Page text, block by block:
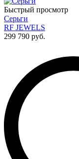
Быстрый просмотр
Серьги
RF JEWELS
299 790 руб.